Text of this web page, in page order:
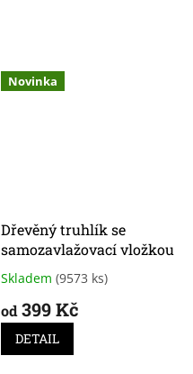
Novinka
Dřevěný truhlík se
samozavlažovací vložkou
Průměrné
produktu
3,8
Skladem (9573 ks)
od 399 Kč
DETAIL